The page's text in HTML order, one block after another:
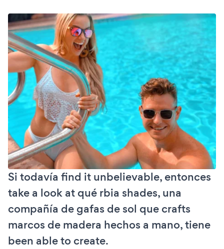
Si todavía find it unbelievable, entonces
take a look at qué rbia shades, una
compañía de gafas de sol que crafts
marcos de madera hechos a mano, tiene
been able to create.